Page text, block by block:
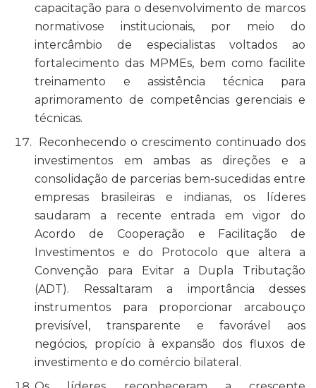
capacitação para o desenvolvimento de marcos
normativose institucionais, por meio do
intercâmbio de especialistas voltados ao
fortalecimento das MPMEs, bem como facilite
treinamento e assistência técnica para
aprimoramento de competências gerenciais e
técnicas.
Reconhecendo o crescimento continuado dos
investimentos em ambas as direções e a
consolidação de parcerias bem-sucedidas entre
empresas brasileiras e indianas, os líderes
saudaram a recente entrada em vigor do
Acordo de Cooperação e Facilitação de
Investimentos e do Protocolo que altera a
Convenção para Evitar a Dupla Tributação
(ADT). Ressaltaram a importância desses
instrumentos para proporcionar arcabouço
previsível, transparente e favorável aos
negócios, propício à expansão dos fluxos de
investimento e do comércio bilateral.